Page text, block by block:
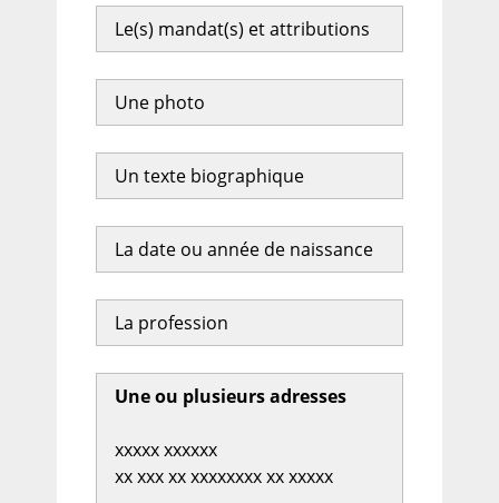
Le(s) mandat(s) et attributions
Une photo
Un texte biographique
La date ou année de naissance
La profession
Une ou plusieurs adresses
xxxxx xxxxxx
xx xxx xx xxxxxxxx xx xxxxx